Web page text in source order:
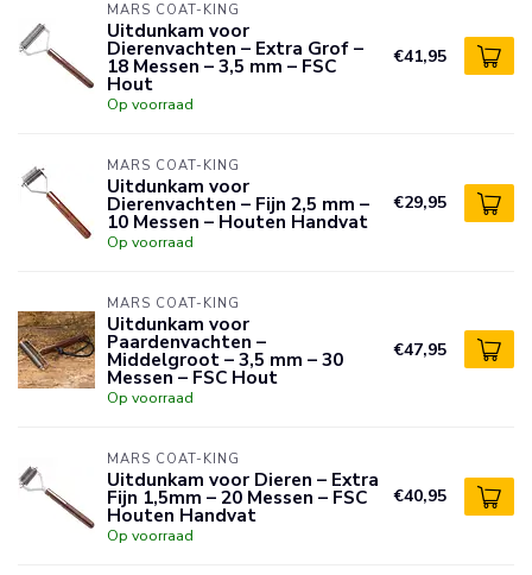
MARS COAT-KING
Uitdunkam voor
Dierenvachten – Extra Grof –
18 Messen – 3,5 mm – FSC
Hout
Op voorraad
€41,95
MARS COAT-KING
Uitdunkam voor
Dierenvachten – Fijn 2,5 mm –
10 Messen – Houten Handvat
Op voorraad
€29,95
MARS COAT-KING
Uitdunkam voor
Paardenvachten –
Middelgroot – 3,5 mm – 30
Messen – FSC Hout
Op voorraad
€47,95
MARS COAT-KING
Uitdunkam voor Dieren – Extra
Fijn 1,5mm – 20 Messen – FSC
Houten Handvat
Op voorraad
€40,95